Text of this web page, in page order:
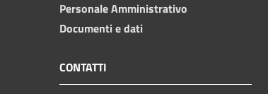
Personale Amministrativo
Documenti e dati
CONTATTI